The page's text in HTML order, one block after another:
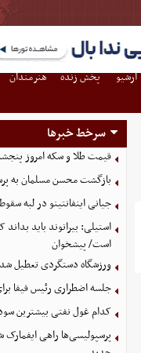
آرشیو پخش زنده هنرمندان
سرخط خبرها
قیمت طلا و سکه امروز پنجشنبه 15 مرداد
بازگشت محسن مسلمان به
جیانی اینفانتینو در لبه
استیلی: بیرانوند باید
است/ پیشخوان
ورزشگاه دستگردی تعطیل
جلسه اضطراری رئیس فیفا
کدام غول نفتی بیشترین سود
پرسپولیسی‌ها راهی